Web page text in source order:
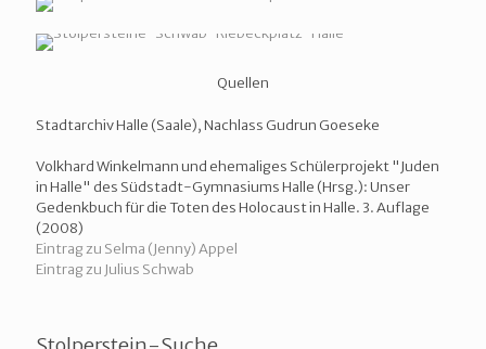
Quellen
Stadtarchiv Halle (Saale), Nachlass Gudrun Goeseke
Volkhard Winkelmann und ehemaliges Schülerprojekt "Juden
in Halle" des Südstadt-Gymnasiums Halle (Hrsg.): Unser
Gedenkbuch für die Toten des Holocaust in Halle. 3. Auflage
(2008)
Eintrag zu Selma (Jenny) Appel
Eintrag zu Julius Schwab